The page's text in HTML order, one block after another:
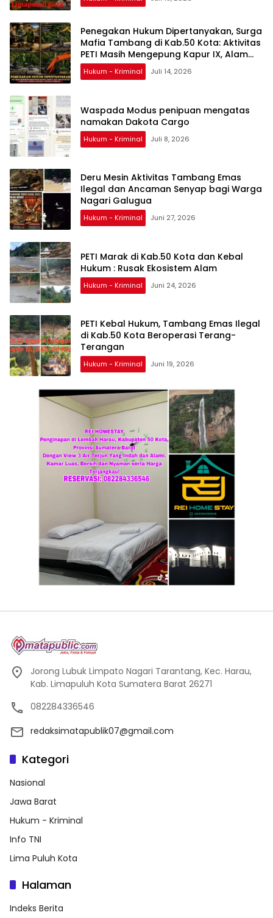
Penegakan Hukum Dipertanyakan, Surga
Mafia Tambang di Kab.50 Kota: Aktivitas
PETI Masih Mengepung Kapur IX, Alam
Rusak
Hukum - Kriminal Juli 14, 2026
Waspada Modus penipuan mengatas
namakan Dakota Cargo
Hukum - Kriminal Juli 8, 2026
Deru Mesin Aktivitas Tambang Emas
Ilegal dan Ancaman Senyap bagi Warga
Nagari Galugua
Hukum - Kriminal Juni 27, 2026
PETI Marak di Kab.50 Kota dan Kebal
Hukum : Rusak Ekosistem Alam
Hukum - Kriminal Juni 24, 2026
PETI Kebal Hukum, Tambang Emas Ilegal
di Kab.50 Kota Beroperasi Terang-
Terangan
Hukum - Kriminal Juni 19, 2026
Jorong Lubuk Limpato Nagari Tarantang, Kec. Harau,
Kab. Limapuluh Kota Sumatera Barat 26271
082284336546
redaksimatapublik07@gmail.com
Kategori
Nasional
Jawa Barat
Hukum - Kriminal
Info TNI
Lima Puluh Kota
Halaman
Indeks Berita